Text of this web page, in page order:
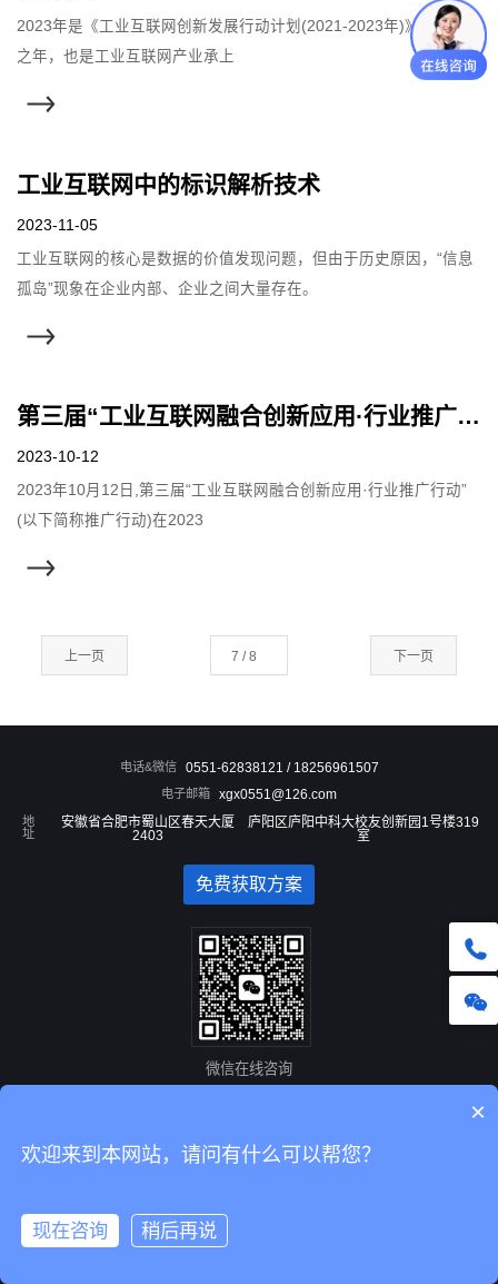
2023年是《工业互联网创新发展行动计划(2021-2023年)》的收官
之年，也是工业互联网产业承上
工业互联网中的标识解析技术
2023-11-05
工业互联网的核心是数据的价值发现问题，但由于历史原因，“信息
孤岛”现象在企业内部、企业之间大量存在。
第三届“工业互联网融合创新应用·行业推广行动”成果发布
2023-10-12
2023年10月12日,第三届“工业互联网融合创新应用·行业推广行动”
(以下简称推广行动)在2023
上一页 下一页
电话&微信 0551-62838121 / 18256961507
电子邮箱 xgx0551@126.com
地
址
安徽省合肥市蜀山区春天大厦
2403
庐阳区庐阳中科大校友创新园1号楼319
室
免费获取方案
微信在线咨询
网络公司、安徽网络公司
皖公网安备 34010402700132号
×
欢迎来到本网站，请问有什么可以帮您？
现在咨询 稍后再说